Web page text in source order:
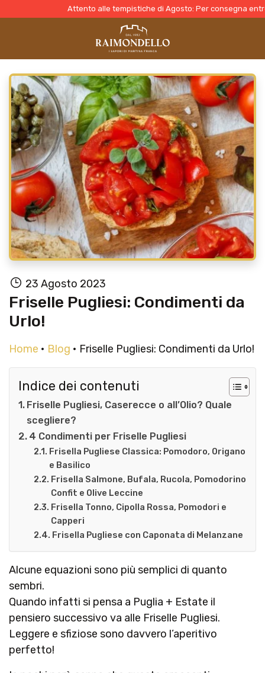
Attento alle tempistiche di Agosto: Per consegna entro il
23 Agosto 2023
Friselle Pugliesi: Condimenti da
Urlo!
Home • Blog • Friselle Pugliesi: Condimenti da Urlo!
Indice dei contenuti
Friselle Pugliesi, Caserecce o all’Olio? Quale
scegliere?
4 Condimenti per Friselle Pugliesi
Frisella Pugliese Classica: Pomodoro, Origano
e Basilico
Frisella Salmone, Bufala, Rucola, Pomodorino
Confit e Olive Leccine
Frisella Tonno, Cipolla Rossa, Pomodori e
Capperi
Frisella Pugliese con Caponata di Melanzane
Alcune equazioni sono più semplici di quanto
sembri.
Quando infatti si pensa a Puglia + Estate il
pensiero successivo va alle Friselle Pugliesi.
Leggere e sfiziose sono davvero l’aperitivo
perfetto!